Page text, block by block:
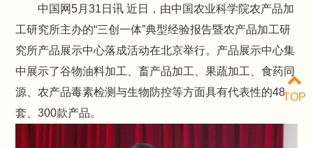
中国网5月31日讯 近日，由中国农业科学院农产品加
工研究所主办的“三创一体”典型经验报告暨农产品加工研
究所产品展示中心落成活动在北京举行。产品展示中心集
中展示了谷物油料加工、畜产品加工、果蔬加工、食药同
源、农产品毒素检测与生物防控等方面具有代表性的48
套、300款产品。
TOP